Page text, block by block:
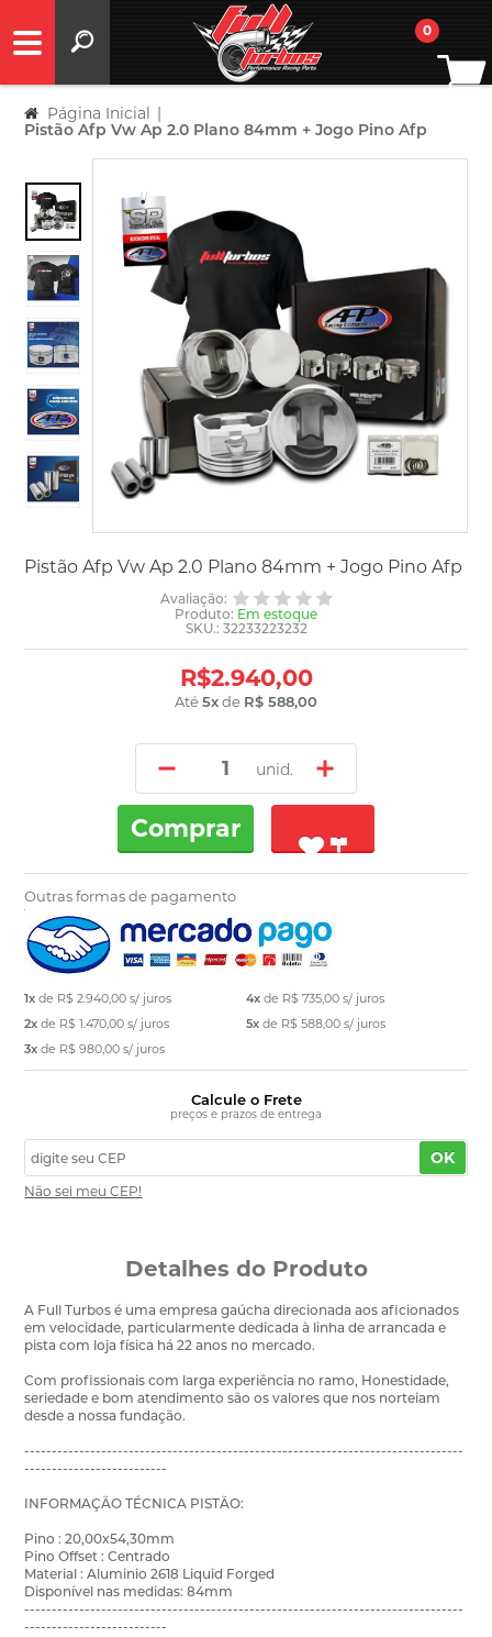
0
Página Inicial |
Pistão Afp Vw Ap 2.0 Plano 84mm + Jogo Pino Afp
Pistão Afp Vw Ap 2.0 Plano 84mm + Jogo Pino Afp
Avaliação:
Produto: Em estoque
SKU.: 32233223232
R$2.940,00
Até5xde R$ 588,00
unid.
Comprar
Outras formas de pagamento
1xde R$ 2.940,00s/ juros
2xde R$ 1.470,00s/ juros
3xde R$ 980,00s/ juros
4x de R$ 735,00 s/ juros
5x de R$ 588,00 s/ juros
Calcule o Frete
preços e prazos de entrega
OK
Não sei meu CEP!
Detalhes do Produto
A Full Turbos é uma empresa gaúcha direcionada aos aficionados
em velocidade, particularmente dedicada à linha de arrancada e
pista com loja física há 22 anos no mercado.
Com profissionais com larga experiência no ramo, Honestidade,
seriedade e bom atendimento são os valores que nos norteiam
desde a nossa fundação.
--------------------------------------------------------------------------------
--------------------------
INFORMAÇÃO TÉCNICA PISTÃO:
Pino : 20,00x54,30mm
Pino Offset : Centrado
Material : Aluminio 2618 Liquid Forged
Disponível nas medidas: 84mm
--------------------------------------------------------------------------------
--------------------------